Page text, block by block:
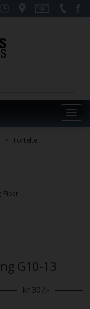
Fortelte
Fiber
G10-13
kr 307,-